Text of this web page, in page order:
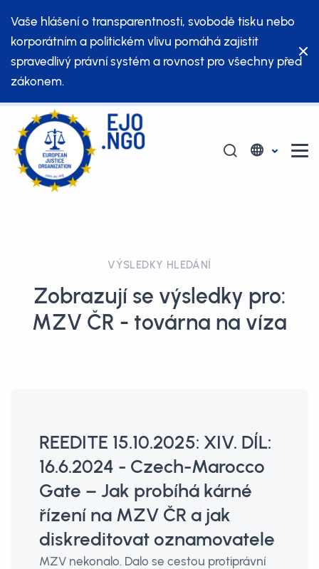
Vaše hlášení o transparentnosti, svobodě tisku nebo
korporátním a politickém vlivu pomáhá zajistit
spravedlivý právní systém a rovnost pro všechny před
zákonem.
VÝSLEDKY HLEDÁNÍ
Zobrazují se výsledky pro:
MZV ČR - továrna na víza
REEDITE 15.10.2025: XIV. DÍL:
16.6.2024 - Czech-Marocco
Gate – Jak probíhá kárné
řízení na MZV ČR a jak
diskreditovat oznamovatele
MZV nekonalo. Dalo se cestou protiprávní